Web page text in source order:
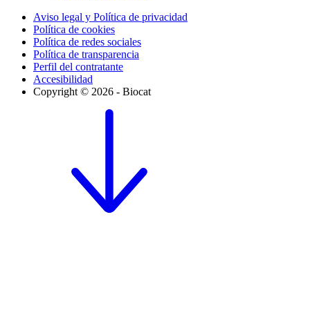
Aviso legal y Política de privacidad
Política de cookies
Política de redes sociales
Política de transparencia
Perfil del contratante
Accesibilidad
Copyright © 2026 - Biocat